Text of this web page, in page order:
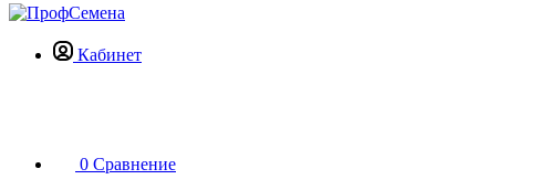
Кабинет
0 Сравнение